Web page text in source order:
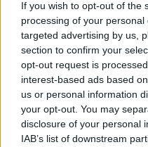
If you wish to opt-out of the
processing of your
targeted advertising by us,
section to confirm your
opt-out request is
interest-based ads based
us or personal information
your opt-out. You may
disclosure of your personal
IAB’s list of downstream
και μία σαφή
φυσικών πόρων, στο